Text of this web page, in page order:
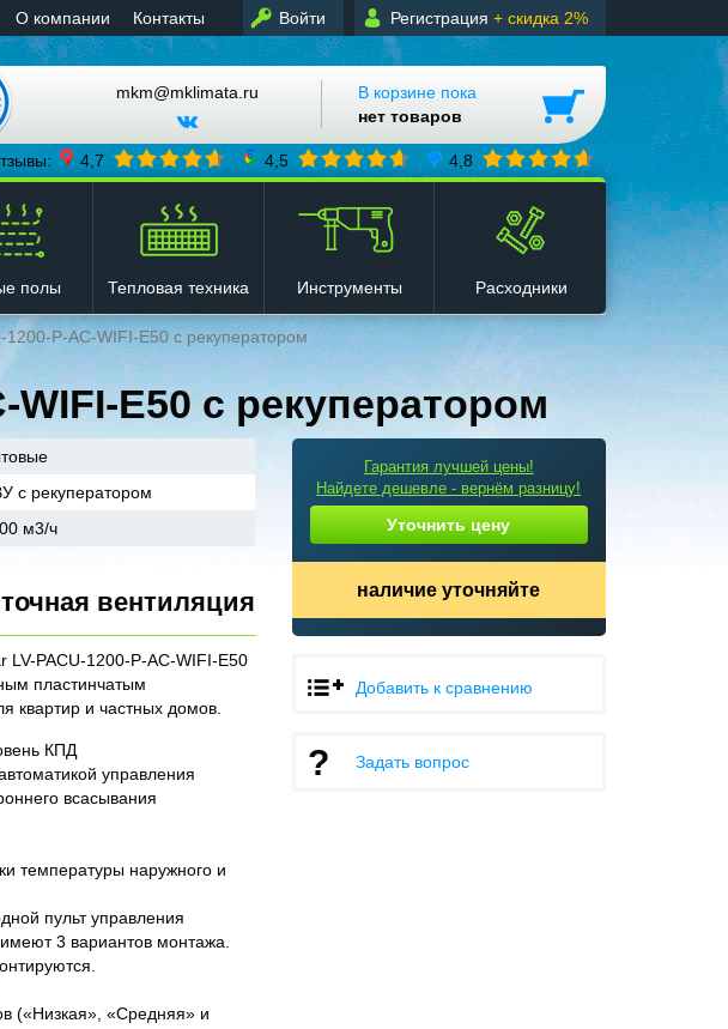
Войти Регистрация + скидка 2%
О компании Контакты
mkm@mklimata.ru
В корзине пока
нет товаров
4,7 4,5 4,8
полы Тепловая техника Инструменты Расходники
1200-P-AC-WIFI-E50 с рекуператором
WIFI-E50 с рекуператором
Гарантия лучшей цены!
Найдете дешевле - вернём разницу!
Уточнить цену
наличие уточняйте
Добавить к сравнению
Задать вопрос
с рекуператором
м3/ч
вентиляция
LV-PACU-1200-P-AC-WIFI-E50
пластинчатым
квартир и частных домов.
КПД
управления
всасывания
температуры наружного и
пульт управления
3 вариантов монтажа.
(«Низкая», «Средняя» и